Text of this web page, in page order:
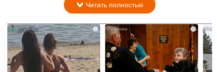
Читать полностью
i